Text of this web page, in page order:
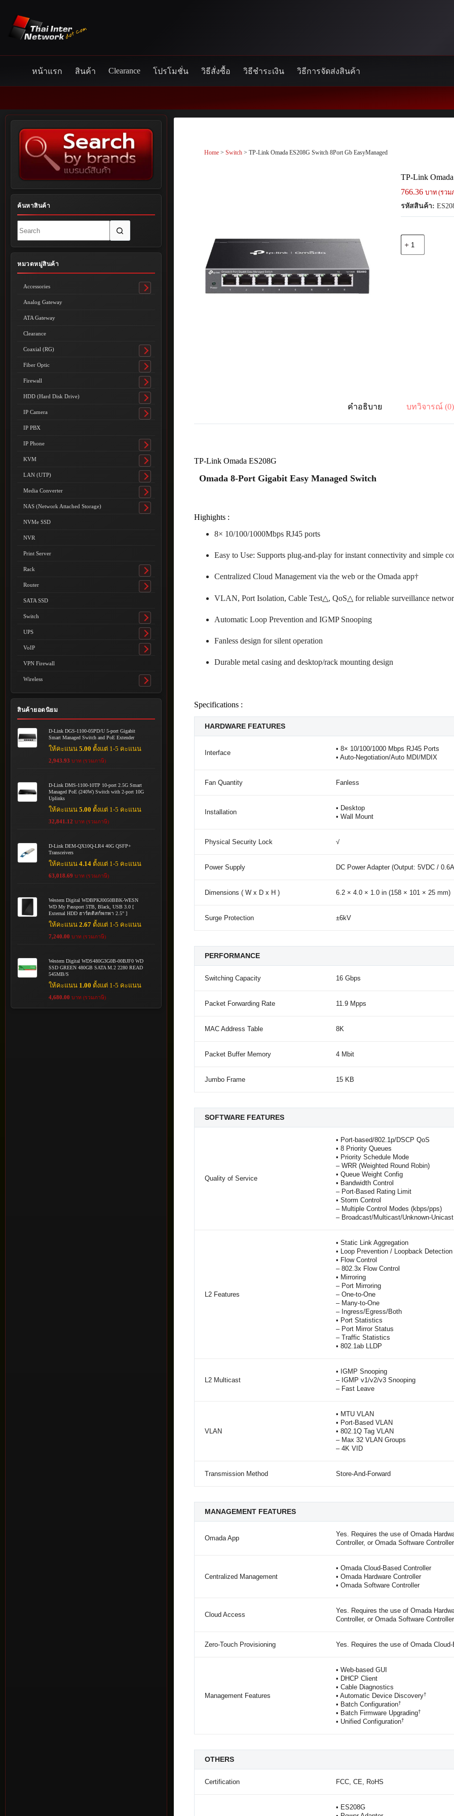
content
หน้าแรก สินค้า Clearance โปรโมชั่น วิธีสั่งซื้อ วิธีชำระเงิน วิธีการจัดส่งสินค้า
Home >Switch > TP-Link Omada ES208G Switch 8Port Gb EasyManaged
TP-Link
766.36 บาท (รวม
รหัสสินค้า:
คำอธิบาย บทวิจารณ์ (0)
TP-Link Omada ES208G
Omada 8-Port Gigabit Easy Managed Switch
Highights :
8× 10/100/1000Mbps RJ45 ports
Easy to Use: Supports plug-and-play for instant connectivity and simple
Centralized Cloud Management via the web or the Omada app†
VLAN, Port Isolation, Cable Test△, QoS△ for reliable surveillance
Automatic Loop Prevention and IGMP Snooping
Fanless design for silent operation
Durable metal casing and desktop/rack mounting design
Specifications :
HARDWARE FEATURES
Interface
• 8× 10/100/1000 Mbps RJ45 Ports
• Auto-Negotiation/Auto MDI/MDIX
Fan Quantity Fanless
Installation
• Desktop
• Wall Mount
Physical Security Lock √
Power Supply DC Power Adapter (Output: 5VDC /
Dimensions ( W x D x H ) 6.2 × 4.0 × 1.0 in (158 × 101 × 25 mm)
Surge Protection ±6kV
PERFORMANCE
Switching Capacity 16 Gbps
Packet Forwarding Rate 11.9 Mpps
MAC Address Table 8K
Packet Buffer Memory 4 Mbit
Jumbo Frame 15 KB
SOFTWARE FEATURES
Quality of Service
• Port-based/802.1p/DSCP QoS
• 8 Priority Queues
• Priority Schedule Mode
– WRR (Weighted Round Robin)
• Queue Weight Config
• Bandwidth Control
– Port-Based Rating Limit
• Storm Control
– Multiple Control Modes (kbps/pps)
– Broadcast/Multicast/Unknown-
L2 Features
• Static Link Aggregation
• Loop Prevention / Loopback Detection
• Flow Control
– 802.3x Flow Control
• Mirroring
– Port Mirroring
– One-to-One
– Many-to-One
– Ingress/Egress/Both
• Port Statistics
– Port Mirror Status
– Traffic Statistics
• 802.1ab LLDP
L2 Multicast
• IGMP Snooping
– IGMP v1/v2/v3 Snooping
– Fast Leave
VLAN
• MTU VLAN
• Port-Based VLAN
• 802.1Q Tag VLAN
– Max 32 VLAN Groups
– 4K VID
Transmission Method Store-And-Forward
MANAGEMENT FEATURES
Omada App
Yes. Requires the use of Omada
Controller, or Omada Software
Centralized Management
• Omada Cloud-Based Controller
• Omada Hardware Controller
• Omada Software Controller
Cloud Access
Yes. Requires the use of Omada
Controller, or Omada Software
Zero-Touch Provisioning Yes. Requires the use of Omada
Management Features
• Web-based GUI
• DHCP Client
• Cable Diagnostics
• Automatic Device Discovery†
• Batch Configuration†
• Batch Firmware Upgrading†
• Unified Configuration†
OTHERS
Certification FCC, CE, RoHS
• ES208G
ค้นหาสินค้า
results
หมวดหมู่สินค้า
Accessories
Toggle
Analog Gateway
ATA Gateway
Clearance
Coaxial (RG)
Toggle
submenu
Fiber Optic
Toggle
submenu
Firewall
Toggle
submenu
HDD (Hard Disk Drive)
Toggle
submenu
IP Camera
Toggle
IP PBX
IP Phone
Toggle
submenu
KVM
Toggle
submenu
LAN (UTP)
Toggle
submenu
Media Converter
Toggle
submenu
NAS (Network Attached Storage)
Toggle
NVMe SSD
NVR
Print Server
Rack
Toggle
submenu
Router
Toggle
SATA SSD
Switch
Toggle
submenu
UPS
Toggle
submenu
VoIP
Toggle
VPN Firewall
Wireless
Toggle
submenu
สินค้ายอดนิยม
D-Link DGS-1100-05PD/U 5-port Gigabit
Smart Managed Switch and PoE Extender
ให้คะแนน5.00 ตั้งแต่ 1-5 คะแนน
2,943.93 บาท (รวมภาษี)
D-Link DMS-1100-10TP 10-port 2.5G Smart
Managed PoE (240W) Switch with 2-port 10G
Uplinks
ให้คะแนน5.00 ตั้งแต่ 1-5 คะแนน
32,841.12 บาท (รวมภาษี)
D-Link DEM-QX10Q-LR4 40G QSFP+
Transceivers
ให้คะแนน4.14 ตั้งแต่ 1-5 คะแนน
63,018.69 บาท (รวมภาษี)
Western Digital WDBPKJ0050BBK-WESN
WD My Passport 5TB, Black, USB 3.0 [
External HDD ฮาร์ดดิสก์พกพา 2.5" ]
ให้คะแนน2.67 ตั้งแต่ 1-5 คะแนน
7,240.00 บาท (รวมภาษี)
Western Digital WDS480G3G0B-00BJF0 WD
SSD GREEN 480GB SATA M.2 2280 READ
545MB/S
ให้คะแนน 1.00 ตั้งแต่ 1-5 คะแนน
4,680.00 บาท (รวมภาษี)